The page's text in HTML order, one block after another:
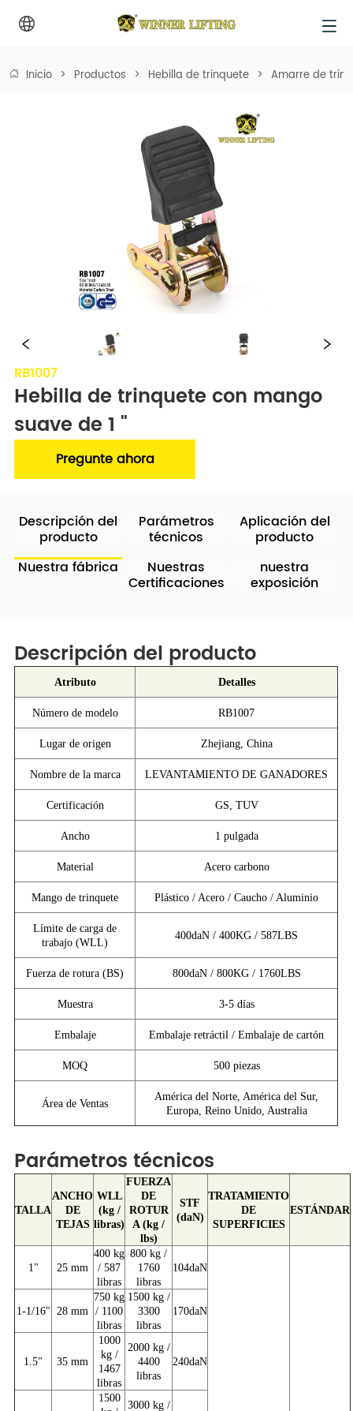
Inicio > Productos > Hebilla de trinquete > Amarre de
RB1007
Hebilla de trinquete con mango
suave de 1 "
Pregunte ahora
Descripción del
producto
Parámetros
técnicos
Aplicación del
producto
Nuestra fábrica
Nuestras
Certificaciones
nuestra
exposición
Descripción del producto
Atributo Detalles
Número de modelo RB1007
Lugar de origen Zhejiang, China
Nombre de la marca LEVANTAMIENTO DE GANADORES
Certificación GS, TUV
Ancho 1 pulgada
Material Acero carbono
Mango de trinquete Plástico / Acero / Caucho / Aluminio
Límite de carga de
trabajo (WLL)
400daN / 400KG / 587LBS
Fuerza de rotura (BS) 800daN / 800KG / 1760LBS
Muestra 3-5 días
Embalaje Embalaje retráctil / Embalaje de cartón
MOQ 500 piezas
Área de Ventas
América del Norte, América del Sur,
Europa, Reino Unido, Australia
Parámetros técnicos
TALLA
ANCHO
DE
TEJAS
WLL
(kg /
libras)
FUERZA
DE
ROTUR
A (kg /
lbs)
STF
(daN)
TRATAMIENTO
DE
SUPERFICIES
ESTÁNDAR
1" 25 mm
400 kg
/ 587
libras
800 kg /
1760
libras
104daN
1-1/16" 28 mm
750 kg
/ 1100
libras
1500 kg /
3300
libras
170daN
1.5" 35 mm
1000
kg /
1467
libras
2000 kg /
4400
libras
240daN
1500
3000 kg /